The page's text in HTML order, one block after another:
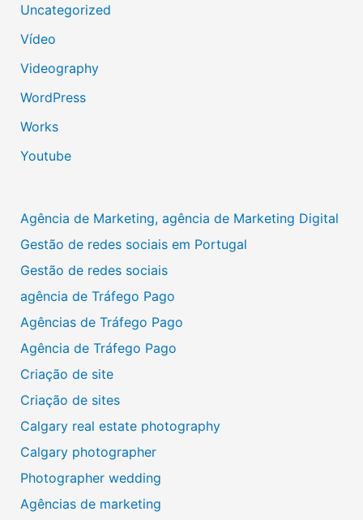
Uncategorized
Vídeo
Videography
WordPress
Works
Youtube
Agência de Marketing, agência de Marketing Digital
Gestão de redes sociais em Portugal
Gestão de redes sociais
agência de Tráfego Pago
Agências de Tráfego Pago
Agência de Tráfego Pago
Criação de site
Criação de sites
Calgary real estate photography
Calgary photographer
Photographer wedding
Agências de marketing